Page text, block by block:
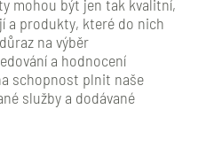
mohou být jen tak kvalitní,
a produkty, které do nich
na výběr
a hodnocení
schopnost plnit naše
služby a dodávané